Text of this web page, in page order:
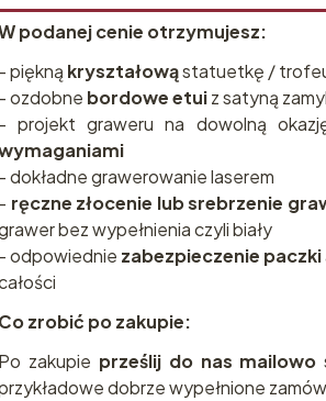
podanej cenie otrzymujesz:
- piękną kryształowąstatuetkę /
- ozdobne bordowe etuiz satyną
- projekt graweru na dowolną
- dokładne grawerowanie laserem
- ręczne złocenie lub srebrzenie
bez wypełnienia czyli biały
- odpowiednie zabezpieczenie paczki
Co zrobić po zakupie:
Po zakupie prześlij do nas mailowo
dobrze wypełnione